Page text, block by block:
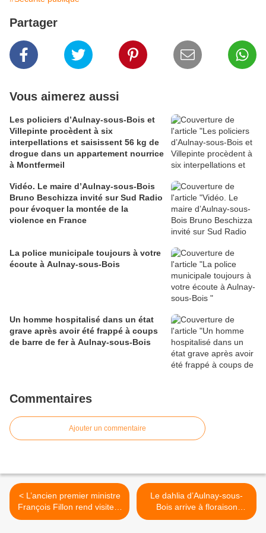
Partager
Vous aimerez aussi
Les policiers d’Aulnay-sous-Bois et
Villepinte procèdent à six
interpellations et saisissent 56 kg de
drogue dans un appartement nourrice
à Montfermeil
Vidéo. Le maire d’Aulnay-sous-Bois
Bruno Beschizza invité sur Sud Radio
pour évoquer la montée de la
violence en France
La police municipale toujours à votre
écoute à Aulnay-sous-Bois
Un homme hospitalisé dans un état
grave après avoir été frappé à coups
de barre de fer à Aulnay-sous-Bois
Commentaires
Ajouter un commentaire
< L’ancien premier ministre
François Fillon rend visite à
l’UAM 93 (Union des
Le dahlia d’Aulnay-sous-
Bois arrive à floraison
maximale >